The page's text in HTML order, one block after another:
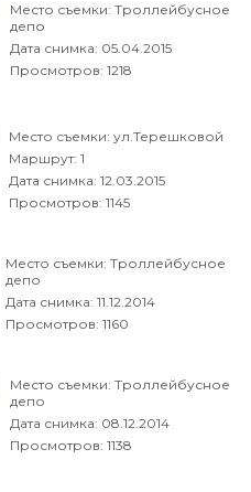
Место съемки: Троллейбусное
депо
Дата снимка: 05.04.2015
Просмотров: 1218
Место съемки: ул.Терешковой
Маршрут: 1
Дата снимка: 12.03.2015
Просмотров: 1145
Место съемки: Троллейбусное
депо
Дата снимка: 11.12.2014
Просмотров: 1160
Место съемки: Троллейбусное
депо
Дата снимка: 08.12.2014
Просмотров: 1138